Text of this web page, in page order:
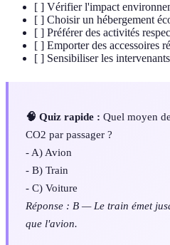
[ ] Vérifier l'impact
[ ] Choisir un hébergement
[ ] Préférer des activités
[ ] Emporter des accessoires
[ ] Sensibiliser les
🧠 Quiz rapide : Quel moyen
CO2 par passager ?
- A) Avion
- B) Train
- C) Voiture
Réponse : B — Le train émet
que l'avion.